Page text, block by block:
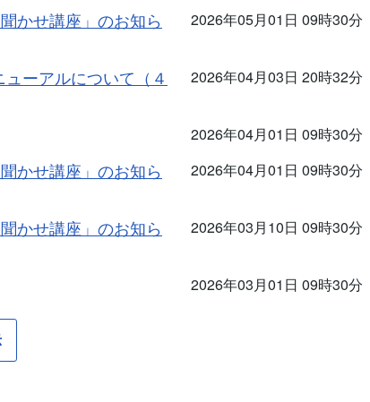
2026年05月01日 09時30分
かせ講座」のお知ら
2026年04月03日 20時32分
ーアルについて（４
2026年04月01日 09時30分
2026年04月01日 09時30分
かせ講座」のお知ら
2026年03月10日 09時30分
かせ講座」のお知ら
2026年03月01日 09時30分